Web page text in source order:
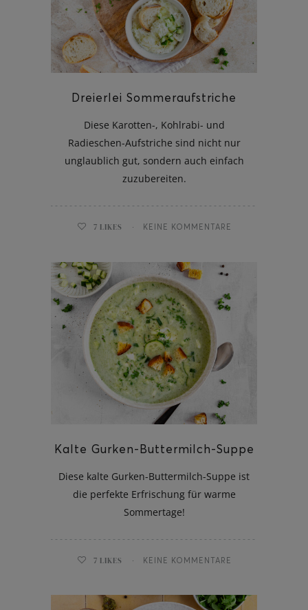
Dreierlei Sommeraufstriche
Diese Karotten-, Kohlrabi- und
Radieschen-Aufstriche sind nicht nur
unglaublich gut, sondern auch einfach
zuzubereiten.
7 LIKES KEINE KOMMENTARE
Kalte Gurken-Buttermilch-Suppe
Diese kalte Gurken-Buttermilch-Suppe ist
die perfekte Erfrischung für warme
Sommertage!
7 LIKES KEINE KOMMENTARE